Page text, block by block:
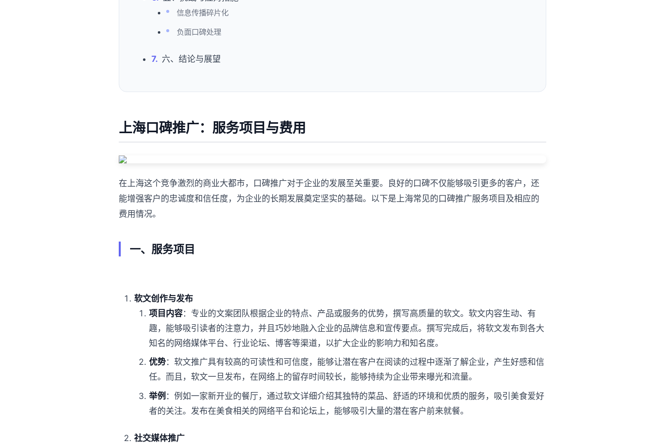
信息传播碎片化
负面口碑处理
六、结论与展望
上海口碑推广：服务项目与费用
在上海这个竞争激烈的商业大都市，口碑推广对于企业的发展至关重要。良好的口碑不仅能够吸引更多的客户，还
能增强客户的忠诚度和信任度，为企业的长期发展奠定坚实的基础。以下是上海常见的口碑推广服务项目及相应的
费用情况。
一、服务项目
软文创作与发布
项目内容：专业的文案团队根据企业的特点、产品或服务的优势，撰写高质量的软文。软文内容生动、有
趣，能够吸引读者的注意力，并且巧妙地融入企业的品牌信息和宣传要点。撰写完成后，将软文发布到各大
知名的网络媒体平台、行业论坛、博客等渠道，以扩大企业的影响力和知名度。
优势：软文推广具有较高的可读性和可信度，能够让潜在客户在阅读的过程中逐渐了解企业，产生好感和信
任。而且，软文一旦发布，在网络上的留存时间较长，能够持续为企业带来曝光和流量。
举例 ：例如一家新开业的餐厅，通过软文详细介绍其独特的菜品、舒适的环境和优质的服务，吸引美食爱好
者的关注。发布在美食相关的网络平台和论坛上，能够吸引大量的潜在客户前来就餐。
社交媒体推广